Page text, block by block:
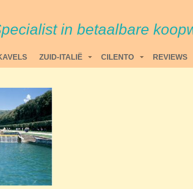
in betaalbare
ZUID-ITALIË CILENTO REVIEWS